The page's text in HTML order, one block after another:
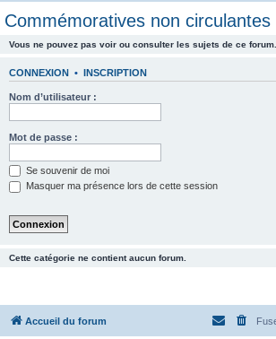
Commémoratives non
Vous ne pouvez pas voir ou consulter les sujets de ce forum.
CONNEXION • INSCRIPTION
Nom d’utilisateur :
Mot de passe :
Se souvenir de moi
Masquer ma présence lors de cette session
Cette catégorie ne contient aucun forum.
Accueil du forum